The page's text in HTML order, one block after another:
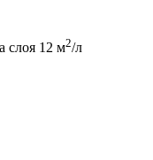
слоя 12 м2/л